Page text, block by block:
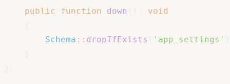
public function down
void
Schema :: dropIfExists 'app_settings'